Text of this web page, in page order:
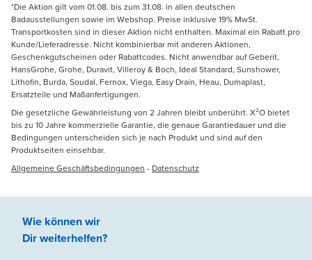
*Die Aktion gilt vom 01.08. bis zum 31.08. in allen deutschen
Badausstellungen sowie im Webshop. Preise inklusive 19% MwSt.
Transportkosten sind in dieser Aktion nicht enthalten. Maximal ein Rabatt pro
Kunde/Lieferadresse. Nicht kombinierbar mit anderen Aktionen,
Geschenkgutscheinen oder Rabattcodes. Nicht anwendbar auf Geberit,
HansGrohe, Grohe, Duravit, Villeroy & Boch, Ideal Standard, Sunshower,
Lithofin, Burda, Soudal, Fernox, Viega, Easy Drain, Heau, Dumaplast,
Ersatzteile und Maßanfertigungen.
Die gesetzliche Gewährleistung von 2 Jahren bleibt unberührt. X²O bietet
bis zu 10 Jahre kommerzielle Garantie, die genaue Garantiedauer und die
Bedingungen unterscheiden sich je nach Produkt und sind auf den
Produktseiten einsehbar.
Allgemeine Geschäftsbedingungen - Datenschutz
Wie können wir
Dir weiterhelfen?